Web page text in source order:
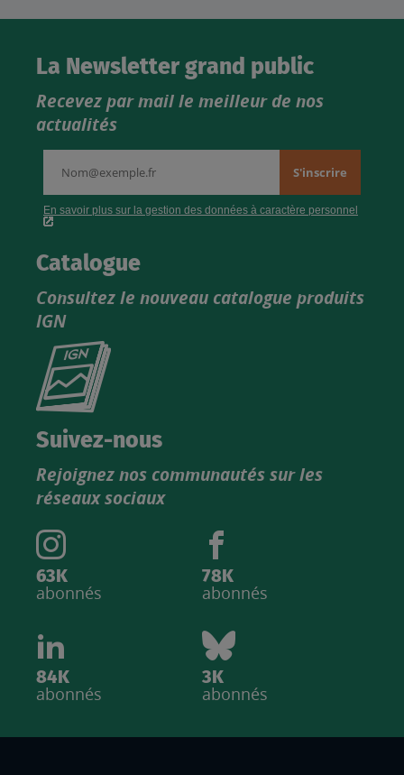
La Newsletter grand public
Recevez par mail le meilleur de nos
actualités
Catalogue
Consultez le nouveau catalogue produits
IGN
Consultez
catalogue
IGN
Suivez-nous
Rejoignez nos communautés sur les
réseaux sociaux
63K
abonnés
78K
abonnés
84K
abonnés
3K
abonnés